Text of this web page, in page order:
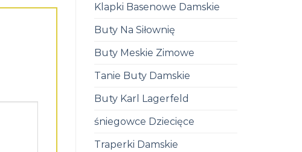
Klapki Basenowe Damskie
Buty Na Siłownię
Buty Meskie Zimowe
Tanie Buty Damskie
Buty Karl Lagerfeld
śniegowce Dziecięce
Traperki Damskie